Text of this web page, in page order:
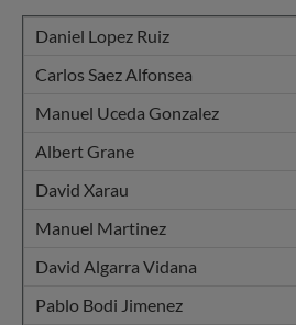
Daniel Lopez Ruiz
Carlos Saez Alfonsea
Manuel Uceda Gonzalez
Albert Grane
David Xarau
Manuel Martinez
David Algarra Vidana
Pablo Bodi Jimenez